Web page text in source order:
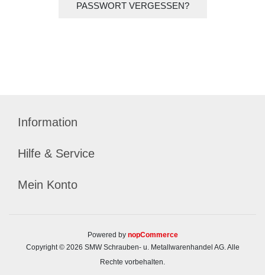
PASSWORT VERGESSEN?
Information
Hilfe & Service
Mein Konto
Powered by nopCommerce
Copyright © 2026 SMW Schrauben- u. Metallwarenhandel AG. Alle
Rechte vorbehalten.